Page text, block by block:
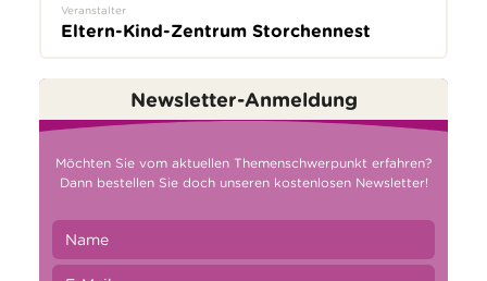
Veranstalter
Eltern-Kind-Zentrum Storchennest
Newsletter-Anmeldung
Möchten Sie vom aktuellen Themenschwerpunkt erfahren?
Dann bestellen Sie doch unseren kostenlosen Newsletter!